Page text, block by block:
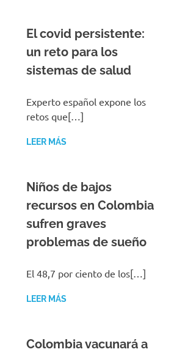
El covid persistente:
un reto para los
sistemas de salud
Experto español expone los
retos que[…]
LEER MÁS
Niños de bajos
recursos en Colombia
sufren graves
problemas de sueño
El 48,7 por ciento de los[…]
LEER MÁS
Colombia vacunará a